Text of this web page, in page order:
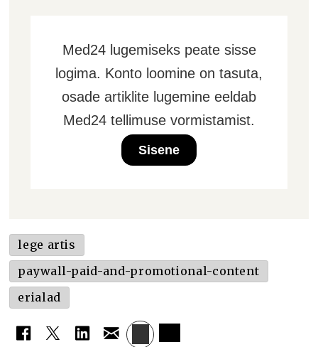
Med24 lugemiseks peate sisse
logima. Konto loomine on tasuta,
osade artiklite lugemine eeldab
Med24 tellimuse vormistamist.
Sisene
lege artis
paywall-paid-and-promotional-content
erialad